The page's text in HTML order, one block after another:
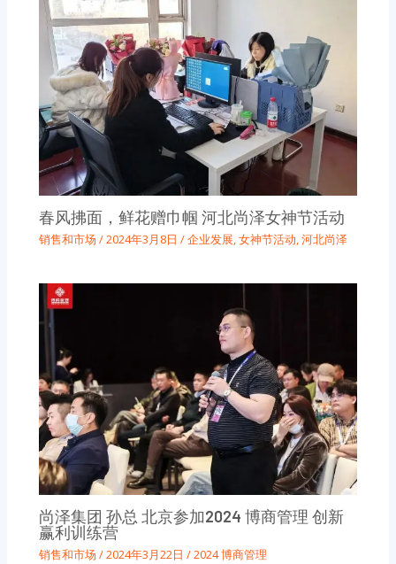
春风拂面，鲜花赠巾帼 河北尚泽女神节活动
销售和市场 /2024年3月8日/企业发展,女神节活动,河北尚泽
尚泽集团 孙总 北京参加2024 博商管理 创新
赢利训练营
销售和市场 /2024年3月22日/2024 博商管理